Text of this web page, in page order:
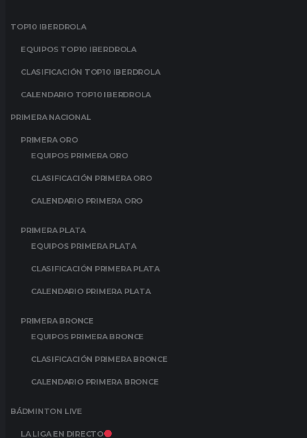
TOP10 IBERDROLA
EQUIPOS TOP10 IBERDROLA
CLASIFICACIÓN TOP10 IBERDROLA
CALENDARIO TOP10 IBERDROLA
PRIMERA NACIONAL
PRIMERA ORO
EQUIPOS PRIMERA ORO
CLASIFICACIÓN PRIMERA ORO
CALENDARIO PRIMERA ORO
PRIMERA PLATA
EQUIPOS PRIMERA PLATA
CLASIFICACIÓN PRIMERA PLATA
CALENDARIO PRIMERA PLATA
PRIMERA BRONCE
EQUIPOS PRIMERA BRONCE
CLASIFICACIÓN PRIMERA BRONCE
CALENDARIO PRIMERA BRONCE
BÁDMINTON LIVE
LA LIGA EN DIRECTO